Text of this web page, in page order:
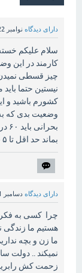
دارای دیدگاه نوامبر 22, 2020
کارمند در این
چیز قسطی
نیستین حتما
کشورم باشید و
وضعیت بدی که
بماند حد اقل تا ۵ سال تا مردم عزیز از این وضعیت بیرون بیایند .
دارای دیدگاه دسامبر 21, 2020
چرا کسی به فکر
هستیم ما زندگی
ما زن و بچه
نمیکند .. دولت
زحمت کش رابرید